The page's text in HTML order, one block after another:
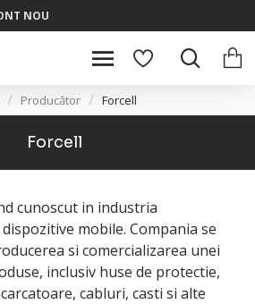
NOU
Producător Forcell
Forcell
cunoscut in industria
mobile. Compania se
si comercializarea unei
inclusiv huse de protectie,
cabluri, casti si alte